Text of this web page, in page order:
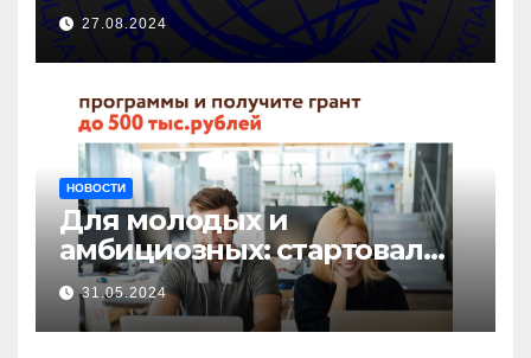
27.08.2024
НОВОСТИ
Для молодых и
амбициозных: стартовал
прием заявок на участие в
бизнес-акселераторе «Ты
предприниматель»
31.05.2024